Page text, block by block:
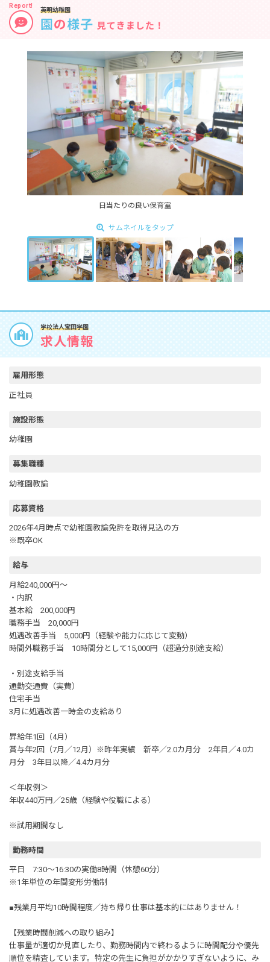
英明幼稚園
園 の様子 見てきました！
日当たりの良い保育室
サムネイルをタップ
学校法人宝田学園
求人情報
雇用形態
正社員
施設形態
幼稚園
募集職種
幼稚園教諭
応募資格
2026年4月時点で幼稚園教諭免許を取得見込の方
※既卒OK
給与
月給240,000円～
・内訳
基本給 200,000円
職務手当 20,000円
処遇改善手当 5,000円（経験や能力に応じて変動）
時間外職務手当 10時間分として15,000円（超過分別途支給）
・別途支給手当
通勤交通費（実費）
住宅手当
3月に処遇改善一時金の支給あり
昇給年1回（4月）
賞与年2回（7月／12月）※昨年実績 新卒／2.0カ月分 2年目／4.0カ
月分 3年目以降／4.4カ月分
＜年収例＞
年収440万円／25歳（経験や役職による）
※試用期間なし
勤務時間
平日 7:30～16:30の実働8時間（休憩60分）
※1年単位の年間変形労働制
■残業月平均10時間程度／持ち帰り仕事は基本的にはありません！
【残業時間削減への取り組み】
仕事量が適切か見直したり、勤務時間内で終わるように時間配分や優先
順位を精査しています。特定の先生に負担がかかりすぎないように、み